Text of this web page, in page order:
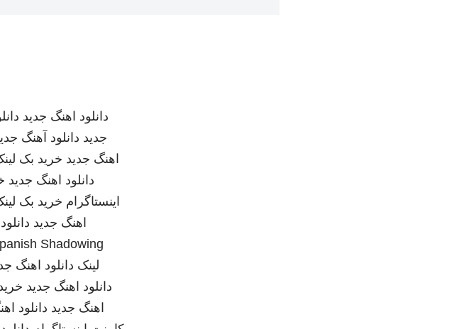
دانلود اهنگ جدید
جدید دانلود آهنگ
اهنگ جدید خرید بک
دانلود اهنگ جدید
اینستاگرام خرید بک
اهنگ جدید
Shadowing
لینک دانلود اهنگ
دانلود اهنگ جدید
اهنگ جدید دانلود